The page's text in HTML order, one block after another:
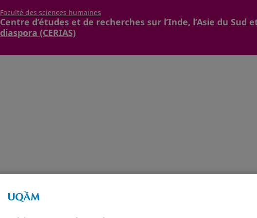
Faculté des sciences humaines
Centre d’études et de recherches sur l’Inde, l’Asie du Sud
diaspora (CERIAS)